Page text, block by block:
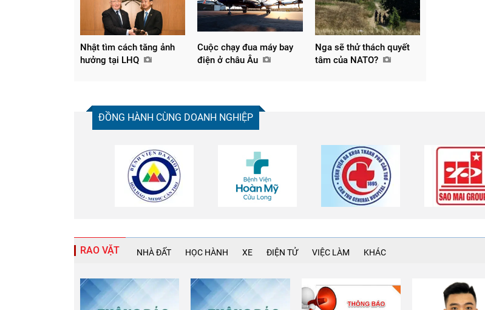
Nhật tìm cách tăng ảnh
hưởng tại LHQ
Cuộc chạy đua máy bay
điện ở châu Âu
Nga sẽ thử thách quyết
tâm của NATO?
ĐỒNG HÀNH CÙNG DOANH NGHIỆP
RAO VẶT NHÀ ĐẤT HỌC HÀNH XE ĐIỆN TỬ VIỆC LÀM KHÁC